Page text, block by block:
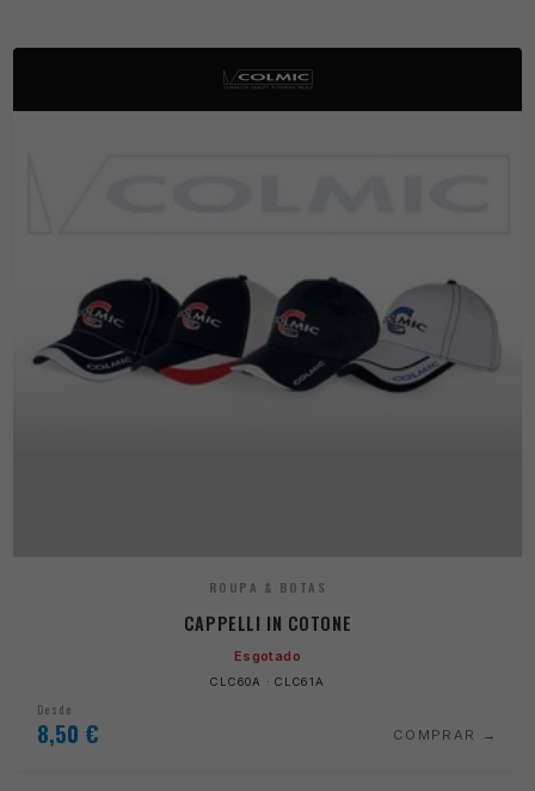
ROUPA & BOTAS
CAPPELLI IN COTONE
Esgotado
CLC60A · CLC61A
Desde
8,50 € COMPRAR